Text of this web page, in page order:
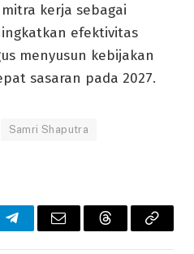
kerja sebagai
efektivitas
menyusun kebijakan
sasaran pada 2027.
Samri Shaputra
TelegramEmail ThreadsCopy